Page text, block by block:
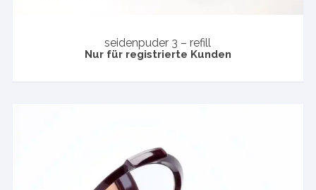
seidenpuder 3 – refill
Nur für registrierte Kunden